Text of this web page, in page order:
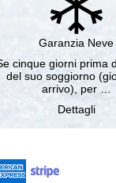
Garanzia Neve
cinque giorni prima
del suo soggiorno
arrivo), per …
Dettagli